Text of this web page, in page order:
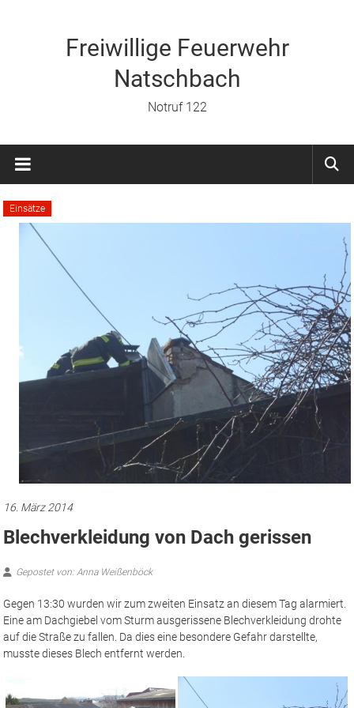
Freiwillige Feuerwehr
Natschbach
Notruf 122
Einsätze
16. März 2014
Blechverkleidung von Dach gerissen
Gepostet von: Anna Weißenböck
Gegen 13:30 wurden wir zum zweiten Einsatz an diesem Tag alarmiert.
Eine am Dachgiebel vom Sturm ausgerissene Blechverkleidung drohte
auf die Straße zu fallen. Da dies eine besondere Gefahr darstellte,
musste dieses Blech entfernt werden.